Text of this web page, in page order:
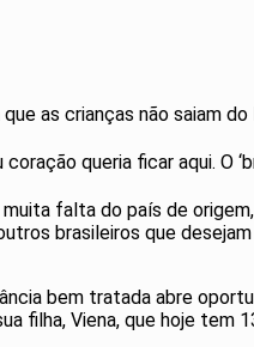
as crianças não saiam do
queria ficar aqui. O
falta do país de
brasileiros que
bem tratada abre
filha, Viena, que hoje tem